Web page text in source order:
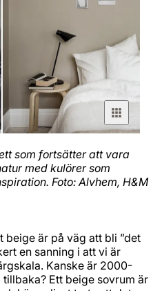
som fortsätter att vara
med kulörer som
Foto: Alvhem, H&M
beige är på väg att bli ”det
en sanning i att vi är
Kanske är 2000-
Ett beige sovrum är